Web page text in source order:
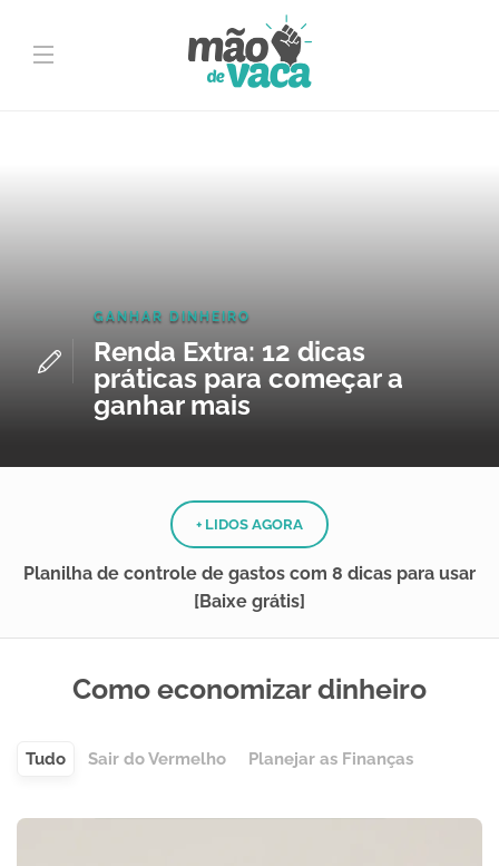
GANHAR DINHEIRO
Renda Extra: 12 dicas
práticas para começar a
ganhar mais
+ LIDOS AGORA
Planilha de controle de gastos com 8 dicas para usar
[Baixe grátis]
Como economizar dinheiro
Tudo Sair do Vermelho Planejar as Finanças